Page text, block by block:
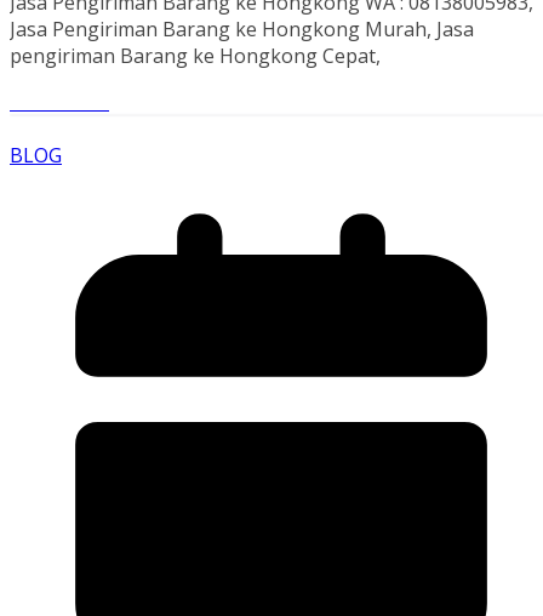
Jasa Pengiriman Barang ke Hongkong Murah, Jasa
pengiriman Barang ke Hongkong Cepat,
BLOG